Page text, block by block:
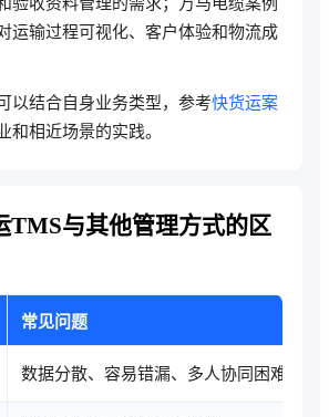
运输过程可视化、客户体验和物流成
以结合自身业务类型，参考快货运案
和相近场景的实践。
TMS与其他管理方式的区
常见问题
数据分散、容易错漏、多人协同困难